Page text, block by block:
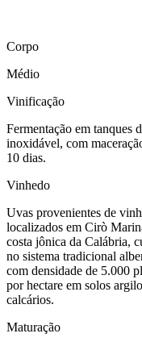
Corpo
Médio
Vinificação
Fermentação em tanques
inoxidável, com
10 dias.
Vinhedo
Uvas provenientes de
localizados em Cirò
costa jônica da Calábria,
no sistema tradicional
com densidade de 5.000
por hectare em solos
calcários.
Maturação